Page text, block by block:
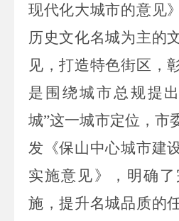
现代化大城市的意见
历史文化名城为主的
见，打造特色街区，
是围绕城市总规提
城”这一城市定位，市
发《保山中心城市建
实施意见》，明确
施，提升名城品质的